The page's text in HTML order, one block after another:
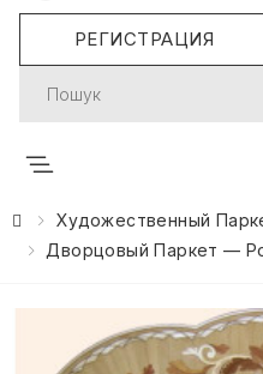
РЕГИСТРАЦИЯ
Search
Художественный
Дворцовый Паркет —